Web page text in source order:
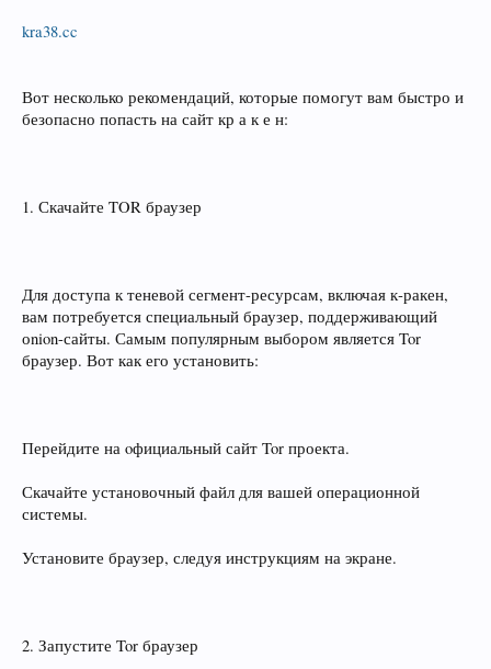
kra38.cc
Вот несколько рекомендаций, которые помогут вам быстро и
безопасно попасть на сайт кр а к е н:
1. Скачайте TOR браузер
Для доступа к теневой сегмент-ресурсам, включая к‑ракен,
вам потребуется специальный браузер, поддерживающий
оnion-сайты. Самым популярным выбором является Tor
браузер. Вот как его установить:
Перейдите на oфициальный сайт Tor проекта.
Скачайте установочный файл для вашей операционной
системы.
Установите браузер, следуя инструкциям на экране.
2. Запустите Tor браузер